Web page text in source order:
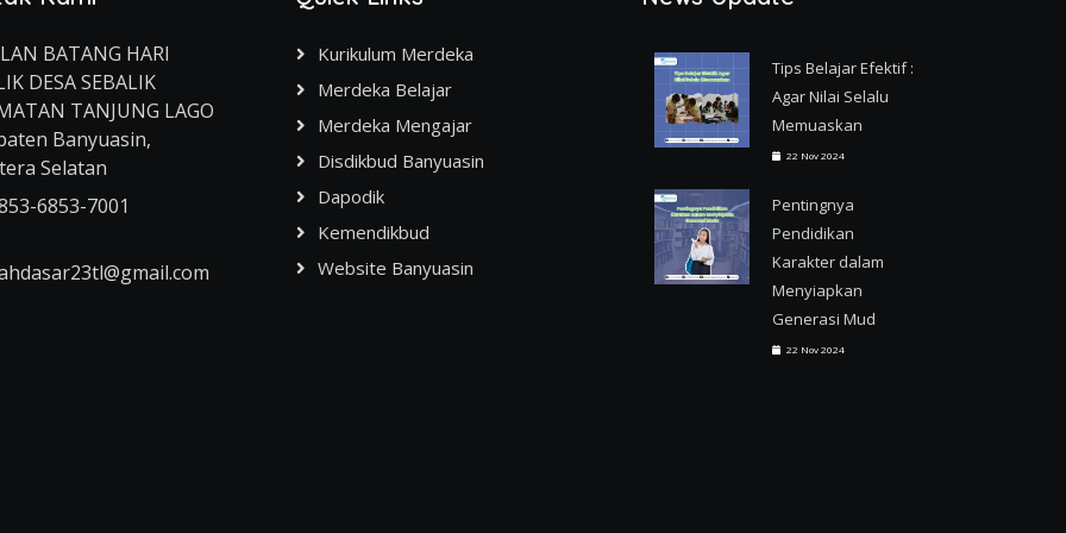
BATANG HARI
DESA SEBALIK
TANJUNG LAGO
Banyuasin,
Selatan
6853-7001
Kurikulum Merdeka
Merdeka Belajar
Merdeka Mengajar
Disdikbud Banyuasin
Dapodik
Kemendikbud
Website Banyuasin
Tips Belajar Efektif :
Agar Nilai Selalu
Memuaskan
22 Nov 2024
Pentingnya
Pendidikan
Karakter dalam
Menyiapkan
Generasi Mud
22 Nov 2024